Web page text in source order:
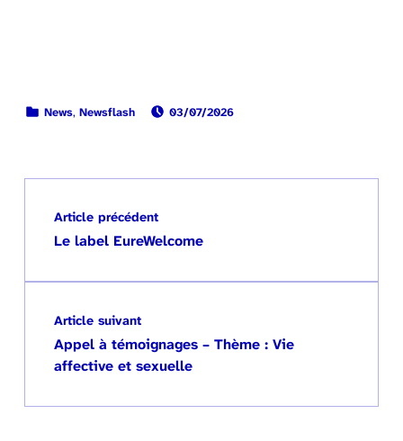
CATÉGORISÉ DANS :News, Newsflash 03/07/2026
Navigation de l’article
Article précédent
Le label EureWelcome
Article suivant
Appel à témoignages – Thème : Vie
affective et sexuelle